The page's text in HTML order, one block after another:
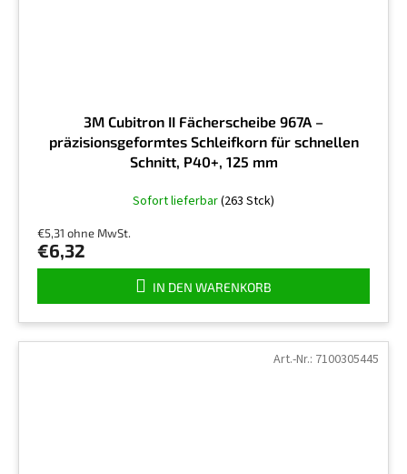
3M Cubitron II Fächerscheibe 967A –
präzisionsgeformtes Schleifkorn für schnellen
Schnitt, P40+, 125 mm
Sofort lieferbar(263 Stck)
€5,31 ohne MwSt.
€6,32
IN DEN WARENKORB
Art.-Nr.: 7100305445